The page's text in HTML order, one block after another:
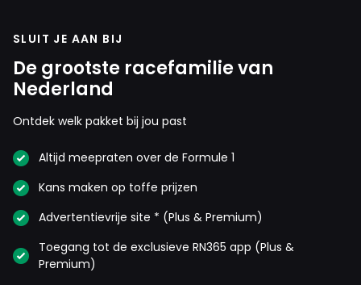
SLUIT JE AAN BIJ
De grootste racefamilie van
Nederland
Ontdek welk pakket bij jou past
Altijd meepraten over de Formule 1
Kans maken op toffe prijzen
Advertentievrije site * (Plus & Premium)
Toegang tot de exclusieve RN365 app (Plus &
Premium)